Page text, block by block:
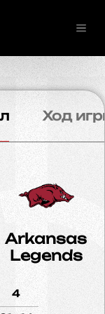
Ход
Arkansas
Legends
4